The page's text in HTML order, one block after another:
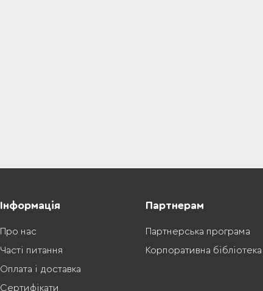
Інформація
Про нас
Часті питання
Оплата і доставка
Сертифікати
Партнерам
Партнерська програма
Корпоративна бібліотека